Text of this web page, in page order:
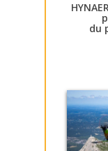
du